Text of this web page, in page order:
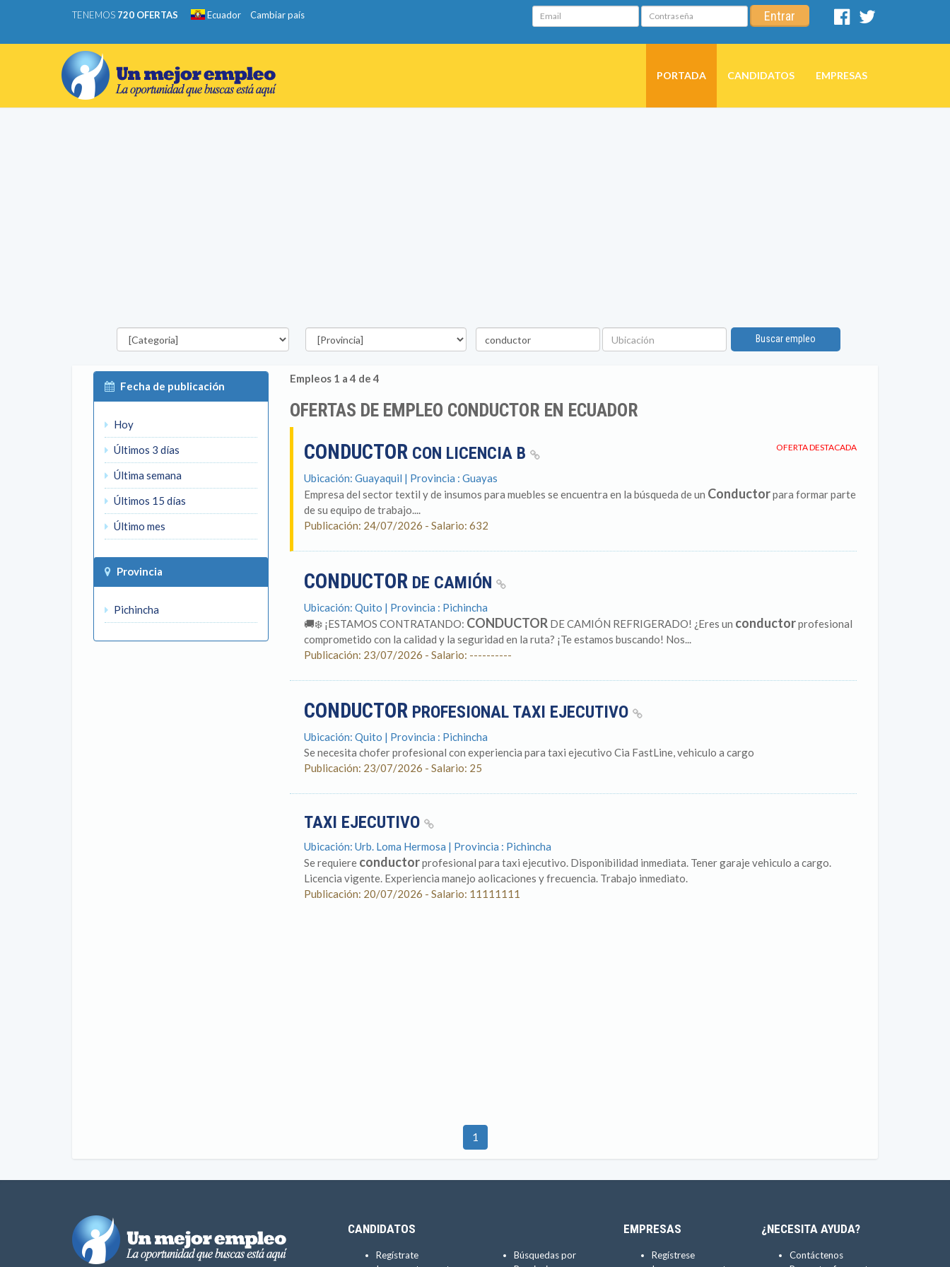
TENEMOS 720 OFERTAS Ecuador Cambiar país Email Contraseña Entrar
Facebook
PORTADA CANDIDATOS EMPRESAS
Categorías Provincia
Palabra
clave
Ubicación
Buscar empleo
Fecha de publicación
Hoy
Últimos 3 días
Última semana
Últimos 15 días
Último mes
Provincia
Pichincha
Empleos 1 a 4 de 4
OFERTAS DE EMPLEO CONDUCTOR EN ECUADOR
OFERTA DESTACADA
CONDUCTORCON LICENCIA B
Ubicación: Guayaquil | Provincia : Guayas
Empresa del sector textil y de insumos para muebles se encuentra en la búsqueda de un Conductorpara formar parte
de su equipo de trabajo....
Publicación: 24/07/2026 - Salario: 632
CONDUCTORDE CAMIÓN
Ubicación: Quito | Provincia : Pichincha
🚚❄️ ¡ESTAMOS CONTRATANDO: CONDUCTORDE CAMIÓN REFRIGERADO! ¿Eres un conductorprofesional
comprometido con la calidad y la seguridad en la ruta? ¡Te estamos buscando! Nos...
Publicación: 23/07/2026 - Salario: ----------
CONDUCTORPROFESIONAL TAXI EJECUTIVO
Ubicación: Quito | Provincia : Pichincha
Se necesita chofer profesional con experiencia para taxi ejecutivo Cia FastLine, vehiculo a cargo
Publicación: 23/07/2026 - Salario: 25
TAXI EJECUTIVO
Ubicación: Urb. Loma Hermosa | Provincia : Pichincha
Se requiere conductorprofesional para taxi ejecutivo. Disponibilidad inmediata. Tener garaje vehiculo a cargo.
Licencia vigente. Experiencia manejo aolicaciones y frecuencia. Trabajo inmediato.
Publicación: 20/07/2026 - Salario: 11111111
1
CANDIDATOS
Regístrate
Búsquedas por
EMPRESAS
Regístrese
¿NECESITA AYUDA?
Contáctenos